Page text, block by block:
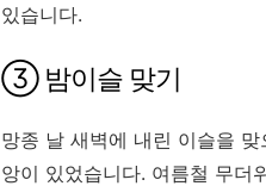
있습니다.
③ 밤이슬 맞기
망종 날 새벽에 내린 이슬을
앙이 있었습니다. 여름철 무더